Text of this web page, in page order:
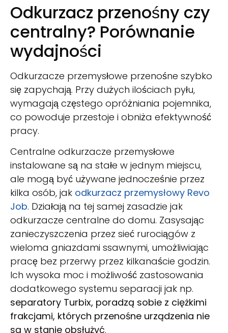
Odkurzacz przenośny czy
centralny? Porównanie
wydajności
Odkurzacze przemysłowe przenośne szybko
się zapychają. Przy dużych ilościach pyłu,
wymagają częstego opróżniania pojemnika,
co powoduje przestoje i obniża efektywność
pracy.
Centralne odkurzacze przemysłowe
instalowane są na stałe w jednym miejscu,
ale mogą być używane jednocześnie przez
kilka osób, jak odkurzacz przemysłowy Revo
Job. Działają na tej samej zasadzie jak
odkurzacze centralne do domu. Zasysając
zanieczyszczenia przez sieć rurociągów z
wieloma gniazdami ssawnymi, umożliwiając
pracę bez przerwy przez kilkanaście godzin.
Ich wysoka moc i możliwość zastosowania
dodatkowego systemu separacji jak np.
separatory Turbix, poradzą sobie z ciężkimi
frakcjami, których przenośne urządzenia nie
są w stanie obsłużyć.